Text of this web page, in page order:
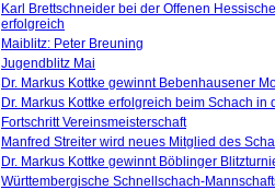
Karl Brettschneider bei der Offenen
erfolgreich
Maiblitz: Peter Breuning
Jugendblitz Mai
Dr. Markus Kottke gewinnt Bebenhausener
Dr. Markus Kottke erfolgreich beim Schach
Fortschritt Vereinsmeisterschaft
Manfred Streiter wird neues Mitglied des
Dr. Markus Kottke gewinnt Böblinger
Württembergische Schnellschach-